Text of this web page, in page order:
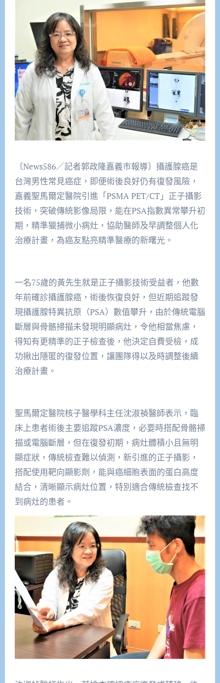
〔News586／記者郭政隆嘉義市報導〕攝護腺癌是
台灣男性常見癌症，即便術後良好仍有復發風險，
嘉義聖馬爾定醫院引進「PSMA PET/CT」正子攝影
技術，突破傳統影像局限，能在PSA指數異常攀升初
期，精準獵捕微小病灶，協助醫師及早調整個人化
治療計畫，為癌友點亮精準醫療的新曙光。
一名75歲的黃先生就是正子攝影技術受益者，他數
年前確診攝護腺癌，術後恢復良好，但近期追蹤發
現攝護腺特異抗原（PSA）數值攀升，由於傳統電腦
斷層與骨骼掃描未發現明顯病灶，令他相當焦慮，
得知有更精準的正子檢查後，他決定自費受檢，成
功揪出隱匿的復發位置，讓團隊得以及時調整後續
治療計畫。
聖馬爾定醫院核子醫學科主任沈淑禎醫師表示，臨
床上患者術後主要追蹤PSA濃度，必要時搭配骨骼掃
描或電腦斷層，但在復發初期，病灶體積小且無明
顯症狀，傳統檢查難以偵測，新引進的正子攝影，
搭配使用靶向顯影劑，能與癌細胞表面的蛋白高度
結合，清晰顯示病灶位置，特別適合傳統檢查找不
到病灶的患者。